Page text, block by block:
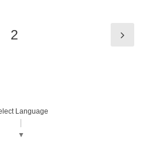
2
Language
▼